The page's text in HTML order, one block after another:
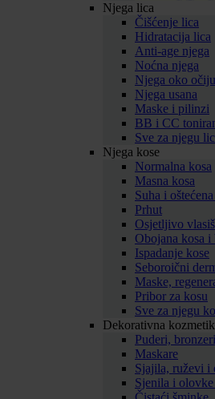
Njega lica
Čišćenje lica
Hidratacija lica
Anti-age njega
Noćna njega
Njega oko očiju
Njega usana
Maske i pilinzi
BB i CC
Sve za njegu
Njega kose
Normalna kosa
Masna kosa
Suha i
Prhut
Osjetljivo
Obojana kosa i
Ispadanje kose
Seboroični
Maske,
Pribor za kosu
Sve za njegu
Dekorativna
Puderi,
Maskare
Sjajila, ruževi i
Sjenila i